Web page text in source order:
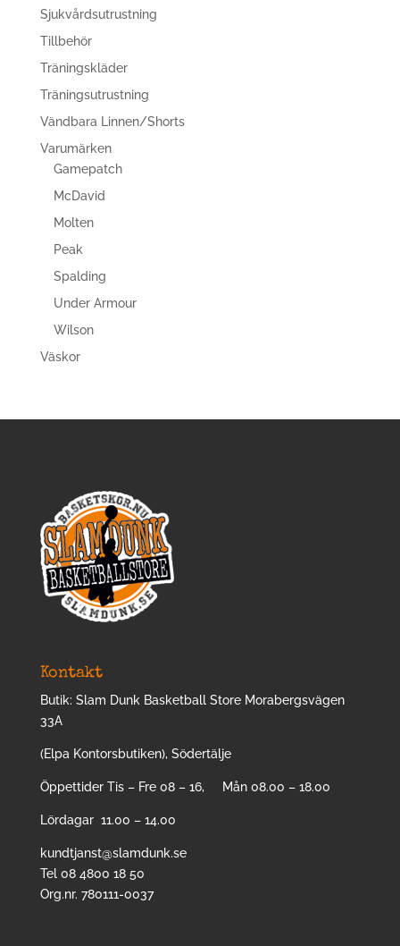
Sjukvårdsutrustning
Tillbehör
Träningskläder
Träningsutrustning
Vändbara Linnen/Shorts
Varumärken
Gamepatch
McDavid
Molten
Peak
Spalding
Under Armour
Wilson
Väskor
Kontakt
Butik: Slam Dunk Basketball Store Morabergsvägen
33A
(Elpa Kontorsbutiken), Södertälje
Öppettider Tis – Fre 08 – 16, Mån 08.00 – 18.00
Lördagar 11.00 – 14.00
kundtjanst@slamdunk.se
Tel 08 4800 18 50
Org.nr. 780111-0037